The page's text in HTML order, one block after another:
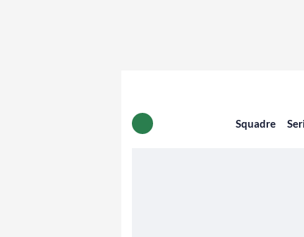
Squadre